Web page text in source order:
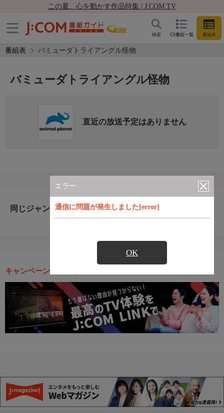
この夏、心を動かす作品特集 | J:COM TV
CS番組一覧 番組表
検索
番組表 バミューダトライアングル怪物
エラー
通信に問題が発生しました[error]
OK
バミューダトライアングル怪物
直近の放送予定はありません
同じジャンルのおすすめ番組
キャンペーン・お得な情報